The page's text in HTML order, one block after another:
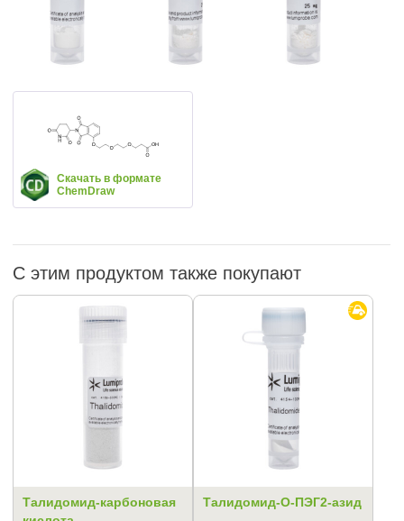
Скачать в формате
ChemDraw
С этим продуктом также покупают
Талидомид-карбоновая
Талидомид-О-ПЭГ2-азид